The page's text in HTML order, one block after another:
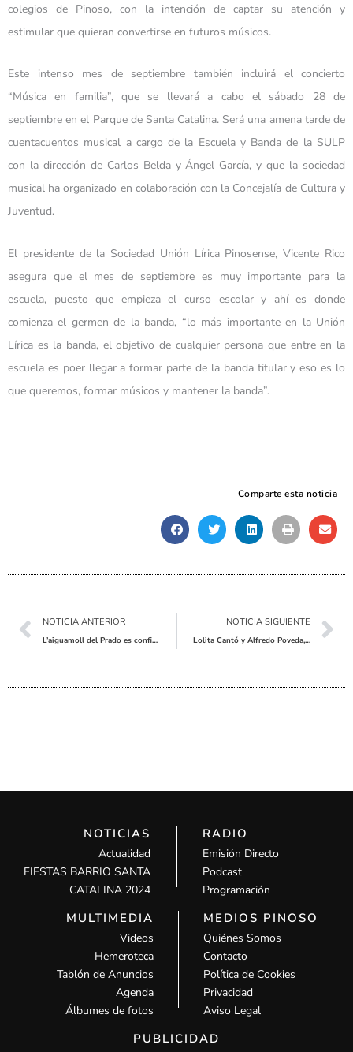
colegios de Pinoso, con la intención de captar su atención y
estimular que quieran convertirse en futuros músicos.
Este intenso mes de septiembre también incluirá el concierto
“Música en familia”, que se llevará a cabo el sábado 28 de
septiembre en el Parque de Santa Catalina. Será una amena tarde de
cuentacuentos musical a cargo de la Escuela y Banda de la SULP
con la dirección de Carlos Belda y Ángel García, y que la sociedad
musical ha organizado en colaboración con la Concejalía de Cultura y
Juventud.
El presidente de la Sociedad Unión Lírica Pinosense, Vicente Rico
asegura que el mes de septiembre es muy importante para la
escuela, puesto que empieza el curso escolar y ahí es donde
comienza el germen de la banda, “lo más importante en la Unión
Lírica es la banda, el objetivo de cualquier persona que entre en la
escuela es poer llegar a formar parte de la banda titular y eso es lo
que queremos, formar músicos y mantener la banda”.
Comparte esta noticia
AntNOTICIA ANTERIOR
L’aiguamoll del Prado es confirma com a lloc idoni per a la recuperació del Fartet a l’interior d’Alacant
NOTICIA SIGUIENTE
Lolita Cantó y Alfredo Poveda, homenajeados por la Edad de Oro para clausurar su Semana Cultural
NOTICIAS
Actualidad
FIESTAS BARRIO SANTA
CATALINA 2024
RADIO
Emisión Directo
Podcast
Programación
MULTIMEDIA
Videos
Hemeroteca
Tablón de Anuncios
Agenda
Álbumes de fotos
MEDIOS PINOSO
Quiénes Somos
Contacto
Política de Cookies
Privacidad
Aviso Legal
PUBLICIDAD